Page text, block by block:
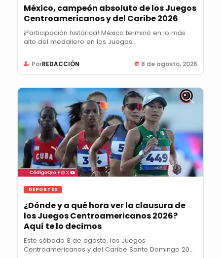
México, campeón absoluto de los Juegos
Centroamericanos y del Caribe 2026
¡Participación histórica! México terminó en lo más
alto del medallero en los Juegos...
PorREDACCIÓN 8 de agosto, 2026
DEPORTES
¿Dónde y a qué hora ver la clausura de
los Juegos Centroamericanos 2026?
Aquí te lo decimos
Este sábado 8 de agosto, los Juegos
Centroamericanos y del Caribe Santo Domingo 2026